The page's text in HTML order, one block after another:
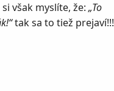
však myslíte, že: „To
tak sa to tiež prejaví!!!